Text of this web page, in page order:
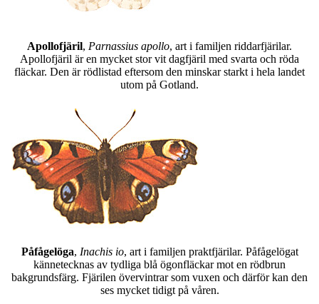
Apollofjäril, Parnassius apollo, art i familjen riddarfjärilar.
Apollofjäril är en mycket stor vit dagfjäril med svarta och röda
fläckar. Den är rödlistad eftersom den minskar starkt i hela landet
utom på Gotland.
Påfågelöga, Inachis io, art i familjen praktfjärilar. Påfågelögat
kännetecknas av tydliga blå ögonfläckar mot en rödbrun
bakgrundsfärg. Fjärilen övervintrar som vuxen och därför kan den
ses mycket tidigt på våren.